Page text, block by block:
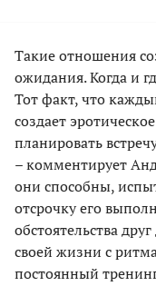
Такие отношения
ожидания. Когда и
Тот факт, что
создает
планировать
– комментирует
они способны,
отсрочку его
обстоятельства
своей жизни с
постоянный